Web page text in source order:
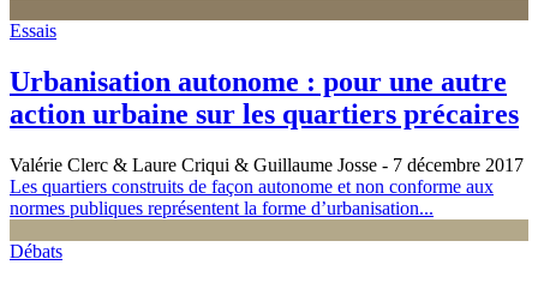
Essais
Urbanisation autonome : pour une autre
action urbaine sur les quartiers précaires
Valérie Clerc & Laure Criqui & Guillaume Josse - 7 décembre 2017
Les quartiers construits de façon autonome et non conforme aux
normes publiques représentent la forme d’urbanisation...
Débats